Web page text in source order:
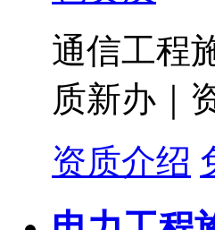
通信工程
质新办｜
资质介绍